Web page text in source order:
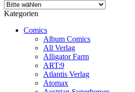
Kategorien
Comics
Album Comics
All Verlag
Alligator Farm
ART:9
Atlantis Verlag
Atomax